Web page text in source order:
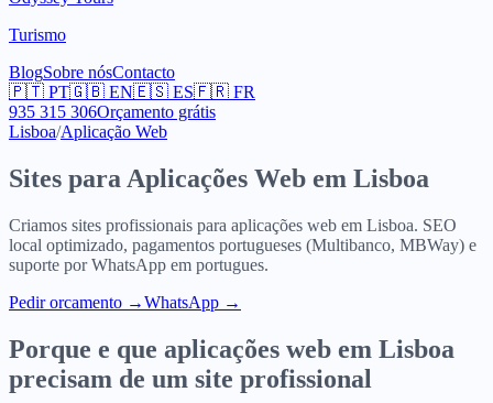
Turismo
BlogSobre nósContacto
🇵🇹 PT🇬🇧 EN🇪🇸 ES🇫🇷 FR
935 315 306Orçamento grátis
Lisboa/Aplicação Web
Sites para Aplicações Web em Lisboa
Criamos sites profissionais para aplicações web em Lisboa. SEO
local optimizado, pagamentos portugueses (Multibanco, MBWay) e
suporte por WhatsApp em portugues.
Pedir orcamento →WhatsApp →
Porque e que aplicações web em Lisboa
precisam de um site profissional